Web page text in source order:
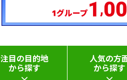
注目の目的地
から探す
人気の方
から探す